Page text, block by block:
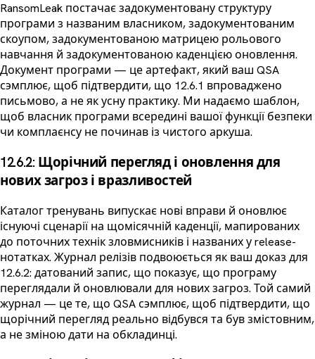
RansomLeak постачає задокументовану структуру
програми з названим власником, задокументованим
скоупом, задокументованою матрицею рольового
навчання й задокументованою каденцією оновлення.
Документ програми — це артефакт, який ваш QSA
сэмплює, щоб підтвердити, що 12.6.1 впроваджено
письмово, а не як усну практику. Ми надаємо шаблон,
щоб власник програми всередині вашої функції безпеки
чи комплаєнсу не починав із чистого аркуша.
12.6.2: Щорічний перегляд і оновлення для
нових загроз і вразливостей
Каталог тренувань випускає нові вправи й оновлює
існуючі сценарії на щомісячній каденції, мапированих
до поточних технік зловмисників і названих у release-
нотатках. Журнал релізів подвоюється як ваш доказ для
12.6.2: датований запис, що показує, що програму
переглядали й оновлювали для нових загроз. Той самий
журнал — це те, що QSA сэмплює, щоб підтвердити, що
щорічний перегляд реально відбувся та був змістовним,
а не зміною дати на обкладинці.